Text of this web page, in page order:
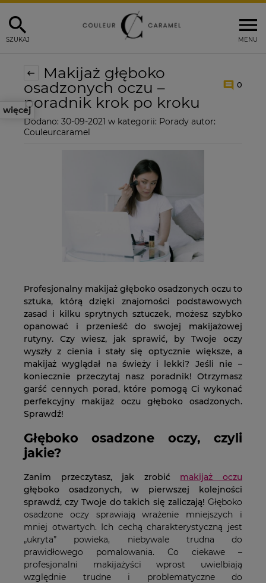
MENU
SZUKAJ
więcej
Makijaż głęboko
osadzonych oczu –
poradnik krok po kroku
0
Dodano: 30-09-2021 w kategorii: Porady autor:
Couleurcaramel
Profesjonalny makijaż głęboko osadzonych oczu to
sztuka, którą dzięki znajomości podstawowych
zasad i kilku sprytnych sztuczek, możesz szybko
opanować i przenieść do swojej makijażowej
rutyny. Czy wiesz, jak sprawić, by Twoje oczy
wyszły z cienia i stały się optycznie większe, a
makijaż wyglądał na świeży i lekki? Jeśli nie –
koniecznie przeczytaj nasz poradnik! Otrzymasz
garść cennych porad, które pomogą Ci wykonać
perfekcyjny makijaż oczu głęboko osadzonych.
Sprawdź!
Głęboko osadzone oczy, czyli
jakie?
Zanim przeczytasz, jak zrobić makijaż oczu
głęboko osadzonych, w pierwszej kolejności
sprawdź, czy Twoje do takich się zaliczają! Głęboko
osadzone oczy sprawiają wrażenie mniejszych i
mniej otwartych. Ich cechą charakterystyczną jest
„ukryta” powieka, niebywale trudna do
prawidłowego pomalowania. Co ciekawe –
profesjonalni makijażyści wprost uwielbiają
względnie trudne i problematyczne do